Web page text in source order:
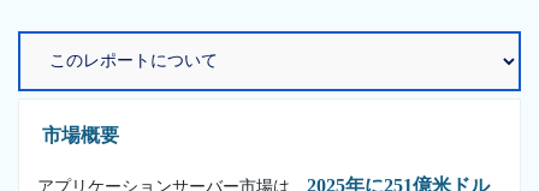
市場概要
アプリケーションサーバー市場は、 2025年に251億米ドル